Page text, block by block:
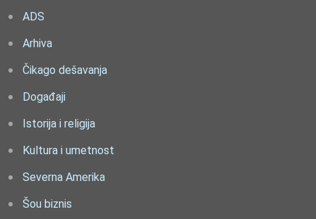
ADS
Arhiva
Čikago dešavanja
Događaji
Istorija i religija
Kultura i umetnost
Severna Amerika
Šou biznis